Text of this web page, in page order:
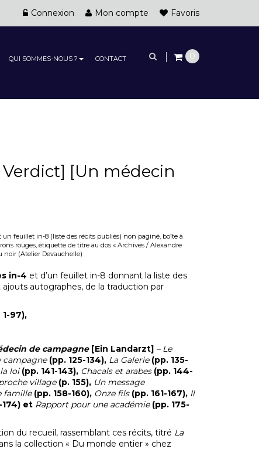
Connexion Mon compte Favoris
QUI SOMMES-NOUS ? CONTACT 0
[Un médecin
un feuillet in-8 (liste des récits publiés) non paginé, boîte à
rouges, étiquette de titre au dos « Archives / Alexandre
noir (Atelier Devauchelle)
in-4 et d’un feuillet in-8 donnant la liste des
autographes, de la traduction par
97),
de campagne [Ein Landarzt] – Le
campagne (pp. 125-134),La Galerie (pp. 135-
loi (pp. 141-143), Chacals et arabes (pp. 144-
village(p. 155), Un message
famille (pp. 158-160), Onze fils (pp. 161-167), Il
174) et Rapport pour une académie(pp. 175-
du recueil, rassemblant ces récits, titré La
la collection « Du monde entier » chez